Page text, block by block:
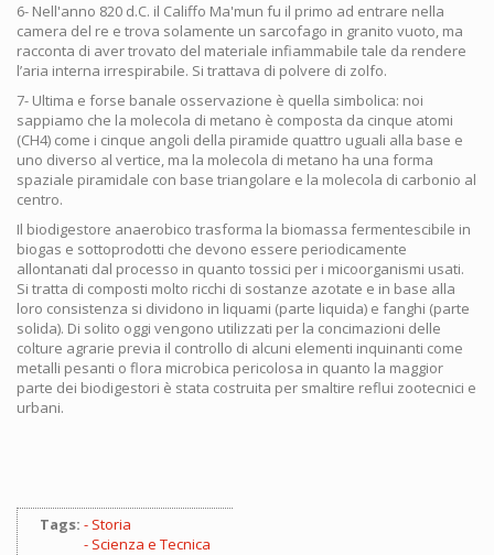
6- Nell'anno 820 d.C. il Califfo Ma'mun fu il primo ad entrare nella
camera del re e trova solamente un sarcofago in granito vuoto, ma
racconta di aver trovato del materiale infiammabile tale da rendere
l’aria interna irrespirabile. Si trattava di polvere di zolfo.
7- Ultima e forse banale osservazione è quella simbolica: noi
sappiamo che la molecola di metano è composta da cinque atomi
(CH4) come i cinque angoli della piramide quattro uguali alla base e
uno diverso al vertice, ma la molecola di metano ha una forma
spaziale piramidale con base triangolare e la molecola di carbonio al
centro.
Il biodigestore anaerobico trasforma la biomassa fermentescibile in
biogas e sottoprodotti che devono essere periodicamente
allontanati dal processo in quanto tossici per i micoorganismi usati.
Si tratta di composti molto ricchi di sostanze azotate e in base alla
loro consistenza si dividono in liquami (parte liquida) e fanghi (parte
solida). Di solito oggi vengono utilizzati per la concimazioni delle
colture agrarie previa il controllo di alcuni elementi inquinanti come
metalli pesanti o flora microbica pericolosa in quanto la maggior
parte dei biodigestori è stata costruita per smaltire reflui zootecnici e
urbani.
Tags:
Storia
Scienza e Tecnica